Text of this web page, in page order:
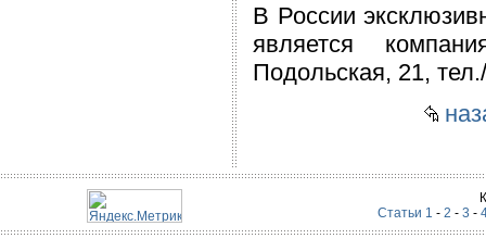
В России
является
Подольская, 21,
Статьи 1 - 2 - 3 -